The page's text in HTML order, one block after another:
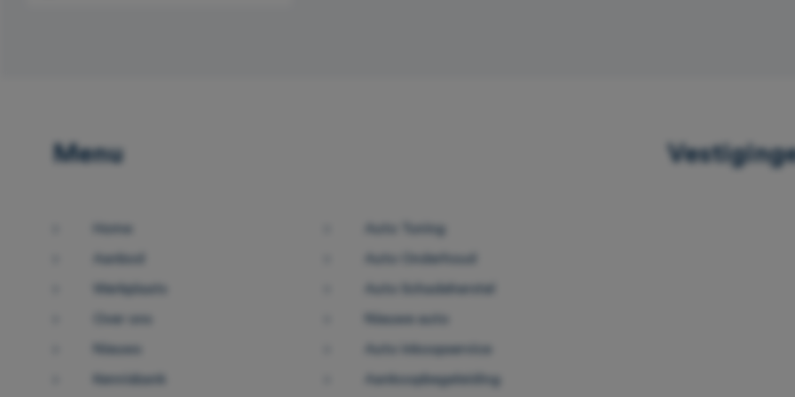
Menu
Aanbod
Werkplaats
Over ons
Nieuws
Kennisbank
Auto Tuning
Auto Onderhoud
Auto Schadeherstel
Nieuwe auto
Auto inkoopservice
Aankoopbegeleiding